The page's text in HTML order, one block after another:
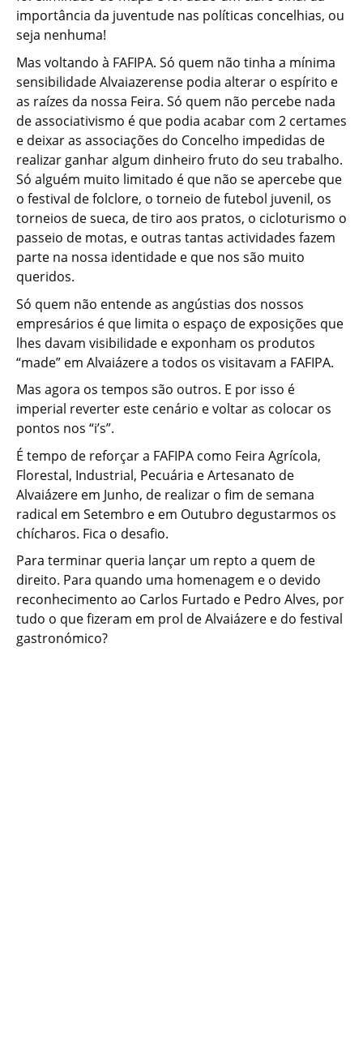
importância da juventude nas políticas concelhias, ou
seja nenhuma!
Mas voltando à FAFIPA. Só quem não tinha a mínima
sensibilidade Alvaiazerense podia alterar o espírito e
as raízes da nossa Feira. Só quem não percebe nada
de associativismo é que podia acabar com 2 certames
e deixar as associações do Concelho impedidas de
realizar ganhar algum dinheiro fruto do seu trabalho.
Só alguém muito limitado é que não se apercebe que
o festival de folclore, o torneio de futebol juvenil, os
torneios de sueca, de tiro aos pratos, o cicloturismo o
passeio de motas, e outras tantas actividades fazem
parte na nossa identidade e que nos são muito
queridos.
Só quem não entende as angústias dos nossos
empresários é que limita o espaço de exposições que
lhes davam visibilidade e exponham os produtos
“made” em Alvaiázere a todos os visitavam a FAFIPA.
Mas agora os tempos são outros. E por isso é
imperial reverter este cenário e voltar as colocar os
pontos nos “i’s”.
É tempo de reforçar a FAFIPA como Feira Agrícola,
Florestal, Industrial, Pecuária e Artesanato de
Alvaiázere em Junho, de realizar o fim de semana
radical em Setembro e em Outubro degustarmos os
chícharos. Fica o desafio.
Para terminar queria lançar um repto a quem de
direito. Para quando uma homenagem e o devido
reconhecimento ao Carlos Furtado e Pedro Alves, por
tudo o que fizeram em prol de Alvaiázere e do festival
gastronómico?